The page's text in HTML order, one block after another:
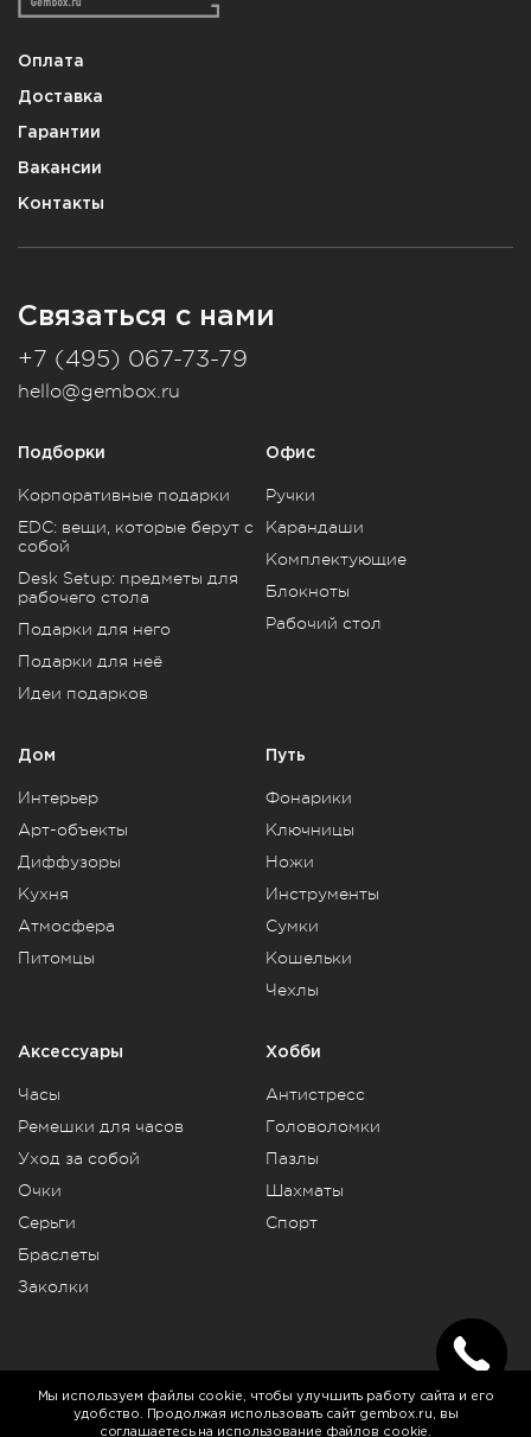
Оплата
Доставка
Гарантии
Вакансии
Контакты
Связаться с нами
+7 (495) 067-73-79
hello@gembox.ru
Подборки
Корпоративные подарки
EDC: вещи, которые берут с
собой
Desk Setup: предметы для
рабочего стола
Подарки для него
Подарки для неё
Идеи подарков
Офис
Ручки
Карандаши
Комплектующие
Блокноты
Рабочий стол
Дом
Интерьер
Арт-объекты
Диффузоры
Кухня
Атмосфера
Питомцы
Путь
Фонарики
Ключницы
Ножи
Инструменты
Сумки
Кошельки
Чехлы
Аксессуары
Часы
Ремешки для часов
Уход за собой
Очки
Серьги
Браслеты
Заколки
Хобби
Антистресс
Головоломки
Пазлы
Шахматы
Спорт
Telegram Vkontakte Rutube
Мы используем файлы cookie, чтобы улучшить работу сайта и его
удобство. Продолжая использовать сайт gembox.ru, вы
соглашаетесь на использование файлов cookie .